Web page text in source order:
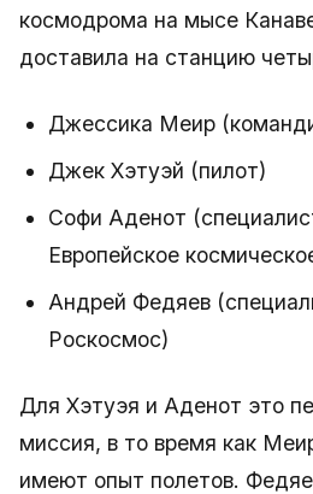
космодрома на мысе
доставила на станцию
Джессика Меир
Джек Хэтуэй (пилот)
Софи Аденот
Европейское
Андрей Федяев
Роскосмос)
Для Хэтуэя и Аденот это
миссия, в то время как
имеют опыт полетов.